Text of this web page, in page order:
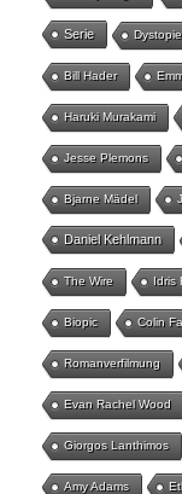
Serie Dystopie
Bill Hader
Haruki Murakami
Jesse Plemons
Bjarne Mädel
Daniel Kehlmann
The Wire Idris
Biopic Colin
Romanverfilmung
Evan Rachel Wood
Giorgos Lanthimos
Amy Adams